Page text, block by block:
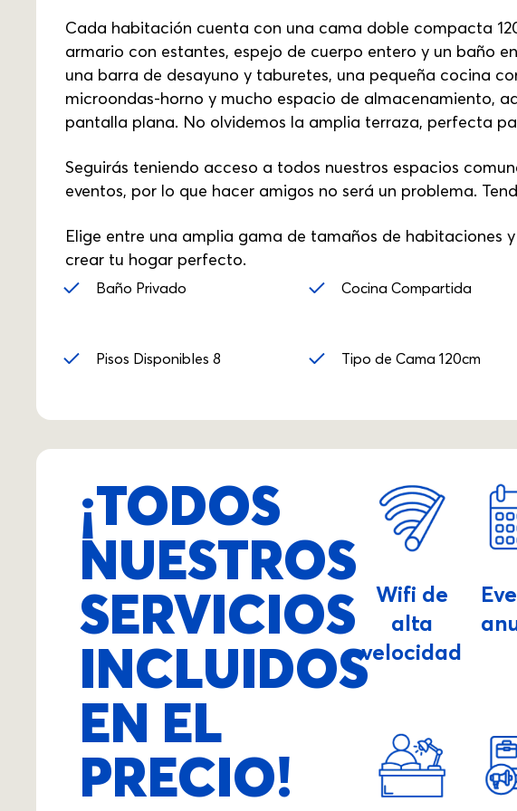
Cada habitación cuenta con una cama doble compacta
armario con estantes, espejo de cuerpo entero y un baño
una barra de desayuno y taburetes, una pequeña cocina
microondas-horno y mucho espacio de almacenamiento,
pantalla plana. No olvidemos la amplia terraza, perfecta
Seguirás teniendo acceso a todos nuestros espacios
eventos, por lo que hacer amigos no será un problema.
Elige entre una amplia gama de tamaños de habitaciones
crear tu hogar perfecto.
Baño Privado Cocina Compartida
Pisos Disponibles 8 Tipo de Cama 120cm
¡TODOS
NUESTROS
SERVICIOS
INCLUIDOS
EN EL
PRECIO!
Wifi de
alta
velocidad